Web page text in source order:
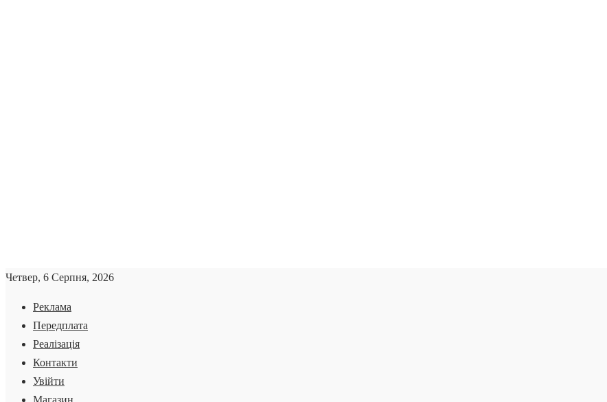
Четвер, 6 Серпня, 2026
Реклама
Передплата
Реалізація
Контакти
Увійти
Магазин